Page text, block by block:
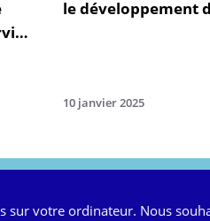
le développement
10 janvier 2025
Marie, bureau 3330
sur votre ordinateur. Nous